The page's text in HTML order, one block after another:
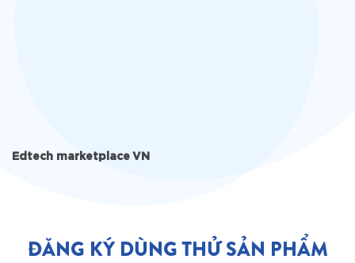
Edtech marketplace VN
ĐĂNG KÝ DÙNG THỬ SẢN PHẨM